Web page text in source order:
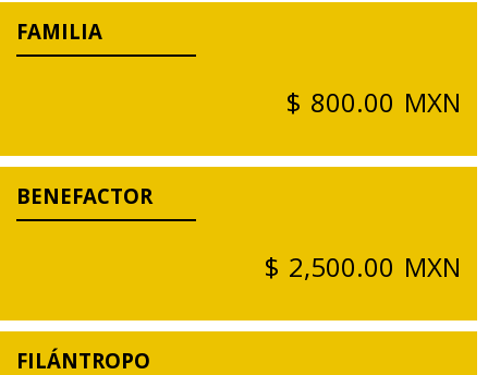
FAMILIA
$ 800.00 MXN
BENEFACTOR
$ 2,500.00 MXN
FILÁNTROPO